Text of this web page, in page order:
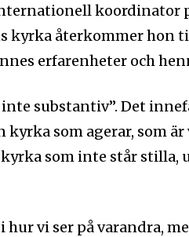
koordinator
kyrka återkommer hon
erfarenheter och
inte substantiv”. Det
kyrka som agerar, som
som inte står stilla,
hur vi ser på varandra,